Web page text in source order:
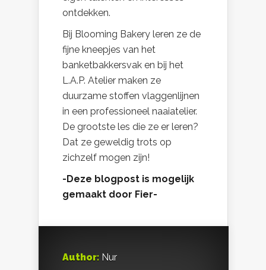
ontdekken.
Bij Blooming Bakery leren ze de
fijne kneepjes van het
banketbakkersvak en bij het
L.A.P. Atelier maken ze
duurzame stoffen vlaggenlijnen
in een professioneel naaiatelier.
De grootste les die ze er leren?
Dat ze geweldig trots op
zichzelf mogen zijn!
-Deze blogpost is mogelijk
gemaakt door Fier-
Author: Nur